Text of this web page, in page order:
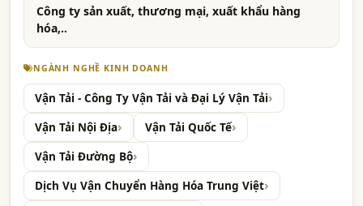
Công ty sản xuất, thương mại, xuất khẩu hàng
hóa,..
NGÀNH NGHỀ KINH DOANH
Vận Tải - Công Ty Vận Tải và Đại Lý Vận Tải
Vận Tải Nội Địa
Vận Tải Quốc Tế
Vận Tải Đường Bộ
Dịch Vụ Vận Chuyển Hàng Hóa Trung Việt